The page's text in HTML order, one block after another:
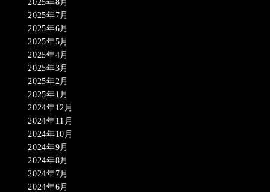
2025年8月
2025年7月
2025年6月
2025年5月
2025年4月
2025年3月
2025年2月
2025年1月
2024年12月
2024年11月
2024年10月
2024年9月
2024年8月
2024年7月
2024年6月